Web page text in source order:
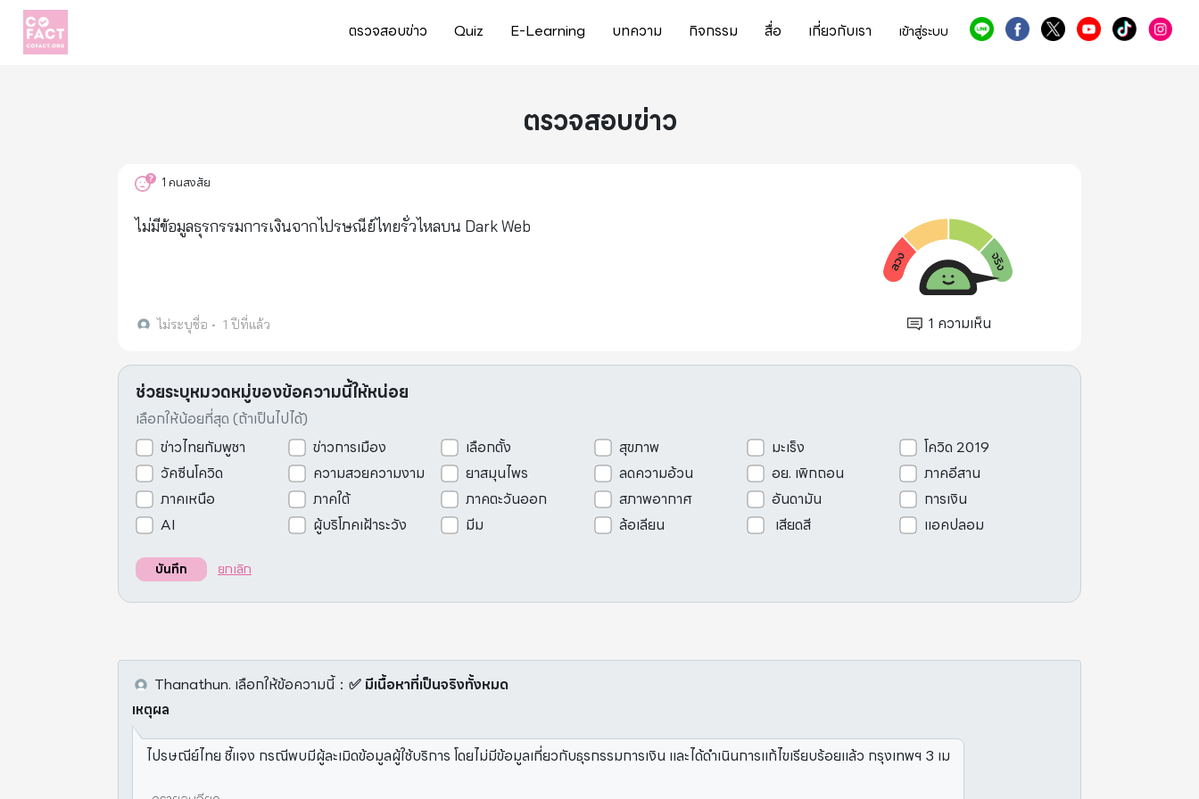
ตรวจสอบข่าว Quiz E-Learning บทความ กิจกรรม สื่อ เกี่ยวกับเรา เข้าสู่ระบบ
ตรวจสอบข่าว
1คนสงสัย
ไม่มีข้อมูลธุรกรรมการเงินจากไปรษณีย์ไทยรั่วไหลบน Dark Web
ไม่ระบุชื่อ • 1 ปีที่แล้ว 1 ความเห็น
ช่วยระบุหมวดหมู่ของข้อความนี้ให้หน่อย
เลือกให้น้อยที่สุด (ถ้าเป็นไปได้)
ข่าวไทยกัมพูชา
ข่าวการเมือง เลือกตั้ง สุขภาพ มะเร็ง
โควิด 2019
วัคซีนโควิด
ความสวยความงาม ยาสมุนไพร ลดความอ้วน อย. เพิกถอน
ภาคอีสาน
ภาคเหนือ
ภาคใต้ ภาคตะวันออก สภาพอากาศ อันดามัน
การเงิน
AI
ผู้บริโภคเฝ้าระวัง มีม ล้อเลียน เสียดสี แอคปลอม
บันทึก ยกเลิก
Thanathun. เลือกให้ข้อความนี้： ✅ มีเนื้อหาที่เป็นจริงทั้งหมด
เหตุผล
ไปรษณีย์ไทย ชี้แจง กรณีพบมีผู้ละเมิดข้อมูลผู้ใช้บริการ โดยไม่มีข้อมูลเกี่ยวกับธุรกรรมการเงิน และได้ดำเนินการแก้ไขเรียบร้อยแล้ว กรุงเทพฯ 3 เม